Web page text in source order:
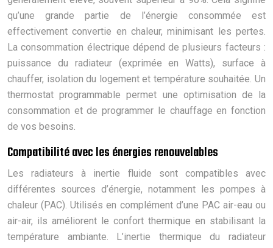
qu’une grande partie de l’énergie consommée est
effectivement convertie en chaleur, minimisant les pertes.
La consommation électrique dépend de plusieurs facteurs :
puissance du radiateur (exprimée en Watts), surface à
chauffer, isolation du logement et température souhaitée. Un
thermostat programmable permet une optimisation de la
consommation et de programmer le chauffage en fonction
de vos besoins.
Compatibilité avec les énergies renouvelables
Les radiateurs à inertie fluide sont compatibles avec
différentes sources d’énergie, notamment les pompes à
chaleur (PAC). Utilisés en complément d’une PAC air-eau ou
air-air, ils améliorent le confort thermique en stabilisant la
température ambiante. L’inertie thermique du radiateur